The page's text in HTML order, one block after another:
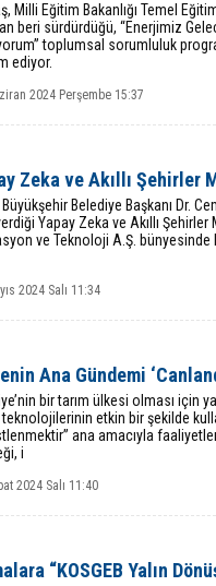
Milli Eğitim Bakanlığı Temel
beri sürdürdüğü, “Enerjimiz
toplumsal sorumluluk
ediyor.
2024 Perşembe 15:37
Zeka ve Akıllı Şehirler
Belediye Başkanı Dr.
Yapay Zeka ve Akıllı
ve Teknoloji A.Ş. bünyesinde
2024 Salı 11:34
Ana Gündemi
bir tarım ülkesi olması için
teknolojilerinin etkin bir şekilde
ana amacıyla
i
2024 Salı 11:40
“KOSGEB Yalın